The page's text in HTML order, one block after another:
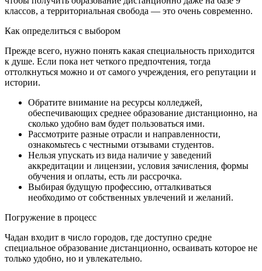
классов, а территориальная свобода — это очень современно.
Как определиться с выбором
Прежде всего, нужно понять какая специальность приходится
к душе. Если пока нет четкого предпочтения, тогда
оттолкнуться можно и от самого учреждения, его репутации и
истории.
Обратите внимание на ресурсы колледжей,
обеспечивающих среднее образование дистанционно, на
сколько удобно вам будет пользоваться ими.
Рассмотрите разные отрасли и направленности,
ознакомьтесь с честными отзывами студентов.
Нельзя упускать из вида наличие у заведений
аккредитации и лицензии, условия зачисления, формы
обучения и оплаты, есть ли рассрочка.
Выбирая будущую профессию, отталкиваться
необходимо от собственных увлечений и желаний.
Погружение в процесс
Чадан входит в число городов, где доступно средне
специальное образование дистанционно, осваивать которое не
только удобно, но и увлекательно.